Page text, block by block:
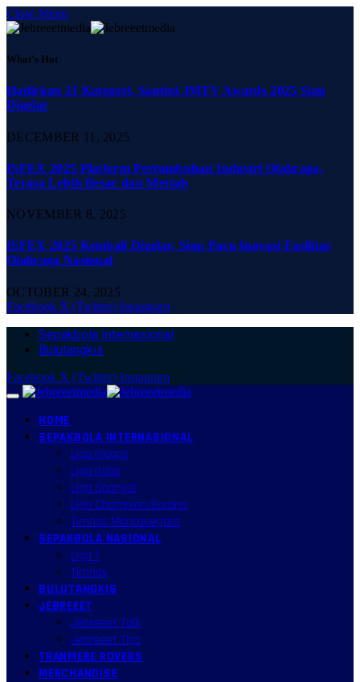
Close Menu
What's Hot
Hadirkan 21 Kategori, Santini JMTV Awards 2025 Siap
Digelar
DECEMBER 11, 2025
ISFEX 2025 Platform Pertumbuhan Industri Olahraga,
Terasa Lebih Besar dan Meriah
NOVEMBER 8, 2025
ISFEX 2025 Kembali Digelar, Siap Pacu Inovasi Fasilitas
Olahraga Nasional
OCTOBER 24, 2025
Facebook X (Twitter) Instagram
Sepakbola Internasional
Bulutangkis
Facebook X (Twitter) Instagram
HOME
SEPAKBOLA INTERNASIONAL
Liga Inggris
Liga Italia
Liga Spanyol
Liga Champion/Europa
Timnas Mancanegara
SEPAKBOLA NASIONAL
Liga 1
Timnas
BULUTANGKIS
JEBREEET
Jebreeet Talk
Jebreeet Tips
TRANMERE ROVERS
MERCHANDISE